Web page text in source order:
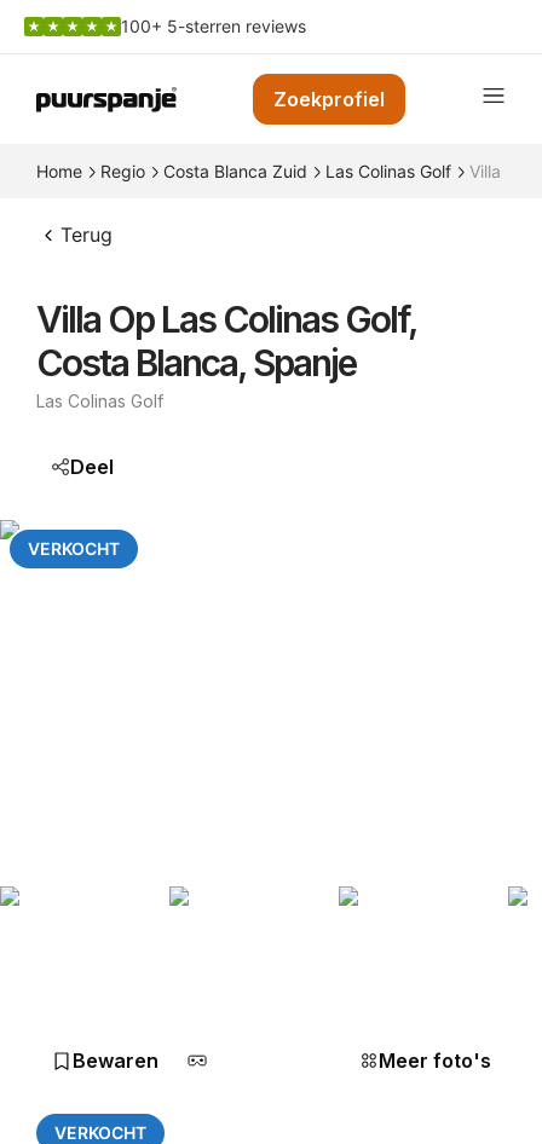
100+ 5-sterren reviews
Zoekprofiel
Home Regio Costa Blanca Zuid Las Colinas Golf Villa op
Terug
Villa Op Las Colinas Golf,
Costa Blanca, Spanje
Las Colinas Golf
Deel
VERKOCHT
Bewaren Meer foto's
VERKOCHT